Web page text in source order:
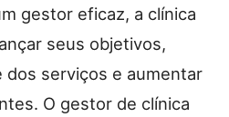
gestor eficaz, a clínica
seus objetivos,
dos serviços e aumentar
O gestor de clínica